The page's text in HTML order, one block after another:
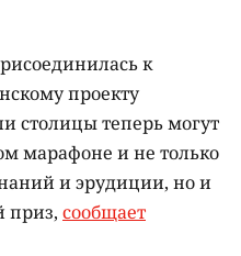
к
проекту
столицы теперь могут
марафоне и не только
и эрудиции, но и
приз, сообщает